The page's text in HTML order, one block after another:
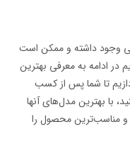
وجود داشته و ممکن است
در ادامه به معرفی بهترین
تا شما پس از کسب
با بهترین مدل‌های آنها
و مناسب‌ترین محصول را